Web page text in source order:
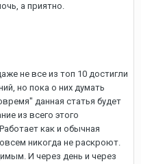
а приятно.
не все из топ 10 достигли
но пока о них думать
данная статья будет
из всего этого
как и обычная
никогда не раскроют.
И через день и через